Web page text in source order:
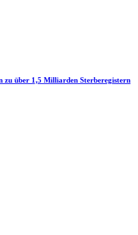
zu über 1,5 Milliarden Sterberegistern